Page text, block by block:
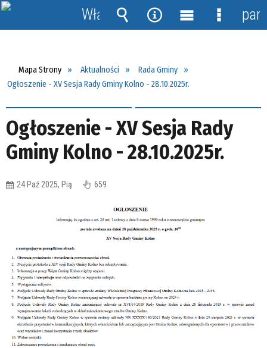
Mapa Strony Aktualności
Rada Gminy
Ogłoszenie - XV Sesja Rady Gminy Kolno - 28.10.2025r.
Ogłoszenie - XV Sesja Rady
Gminy Kolno - 28.10.2025r.
24 Paź 2025, Pią 659
Włącz
powiadomienia
Wyszukiwarka
Narzędzia
MenuMenu